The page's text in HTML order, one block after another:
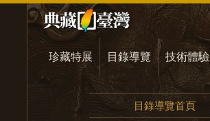
珍藏特展 目錄導覽 技術體驗
目錄導覽首頁